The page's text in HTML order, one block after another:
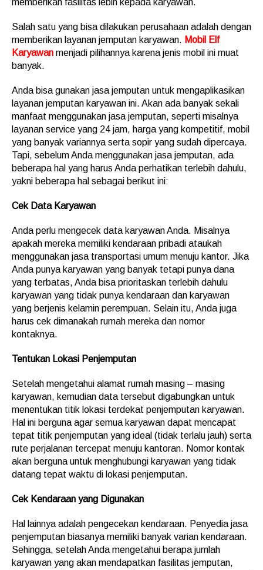
memberikan fasilitas lebih kepada karyawan.
Salah satu yang bisa dilakukan perusahaan adalah dengan
memberikan layanan jemputan karyawan. Mobil Elf
Karyawan menjadi pilihannya karena jenis mobil ini muat
banyak.
Anda bisa gunakan jasa jemputan untuk mengaplikasikan
layanan jemputan karyawan ini. Akan ada banyak sekali
manfaat menggunakan jasa jemputan, seperti misalnya
layanan service yang 24 jam, harga yang kompetitif, mobil
yang banyak variannya serta sopir yang sudah dipercaya.
Tapi, sebelum Anda menggunakan jasa jemputan, ada
beberapa hal yang harus Anda perhatikan terlebih dahulu,
yakni beberapa hal sebagai berikut ini:
Cek Data Karyawan
Anda perlu mengecek data karyawan Anda. Misalnya
apakah mereka memiliki kendaraan pribadi ataukah
menggunakan jasa transportasi umum menuju kantor. Jika
Anda punya karyawan yang banyak tetapi punya dana
yang terbatas, Anda bisa prioritaskan terlebih dahulu
karyawan yang tidak punya kendaraan dan karyawan
yang berjenis kelamin perempuan. Selain itu, Anda juga
harus cek dimanakah rumah mereka dan nomor
kontaknya.
Tentukan Lokasi Penjemputan
Setelah mengetahui alamat rumah masing – masing
karyawan, kemudian data tersebut digabungkan untuk
menentukan titik lokasi terdekat penjemputan karyawan.
Hal ini berguna agar semua karyawan dapat mencapat
tepat titik penjemputan yang ideal (tidak terlalu jauh) serta
rute perjalanan tercepat menuju kantoran. Nomor kontak
akan berguna untuk menghubungi karyawan yang tidak
datang tepat waktu di lokasi penjemputan.
Cek Kendaraan yang Digunakan
Hal lainnya adalah pengecekan kendaraan. Penyedia jasa
penjemputan biasanya memiliki banyak varian kendaraan.
Sehingga, setelah Anda mengetahui berapa jumlah
karyawan yang akan mendapatkan fasilitas jemputan,